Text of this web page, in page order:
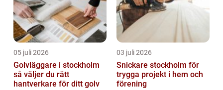
05 juli 2026
Golvläggare i stockholm
så väljer du rätt
hantverkare för ditt golv
03 juli 2026
Snickare stockholm för
trygga projekt i hem och
förening